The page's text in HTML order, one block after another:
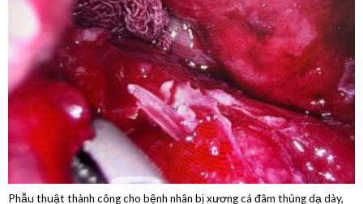
LỜI KÊU GỌI CUNG CẤP THÔNG TIN TÌM KIẾM HÀI CỐT LIỆT SĨ
30/07/2026